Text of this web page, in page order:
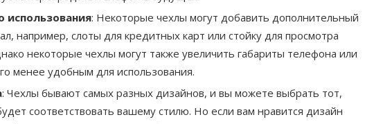
использования: Некоторые чехлы могут добавить дополнительный
например, слоты для кредитных карт или стойку для просмотра
некоторые чехлы могут также увеличить габариты телефона или
менее удобным для использования.
: Чехлы бывают самых разных дизайнов, и вы можете выбрать тот,
соответствовать вашему стилю. Но если вам нравится дизайн